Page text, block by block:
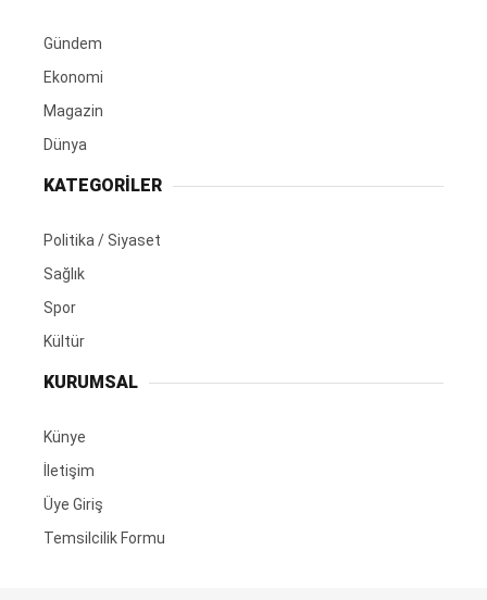
Gündem
Ekonomi
Magazin
Dünya
KATEGORİLER
Politika / Siyaset
Sağlık
Spor
Kültür
KURUMSAL
Künye
İletişim
Üye Giriş
Temsilcilik Formu